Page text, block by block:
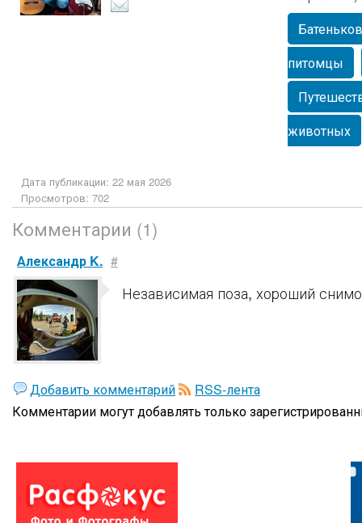
питомцы
животных
Дата публикации: 22 мая 2026
Просмотров: 702
Комментарии (1)
Александр K. #
Независимая поза, хороший
Добавить комментарий
RSS-лента
Комментарии могут добавлять только